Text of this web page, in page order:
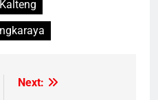
Kalteng
Next: